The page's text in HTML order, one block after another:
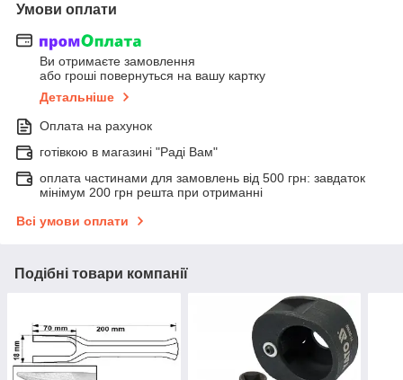
Умови оплати
Ви отримаєте замовлення
або гроші повернуться на вашу картку
Детальніше
Оплата на рахунок
готівкою в магазині "Раді Вам"
оплата частинами для замовлень від 500 грн: завдаток
мінімум 200 грн решта при отриманні
Всі умови оплати
Подібні товари компанії